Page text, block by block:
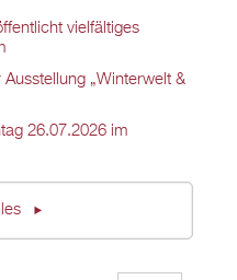
vielfältiges
„Winterwelt &
26.07.2026 im